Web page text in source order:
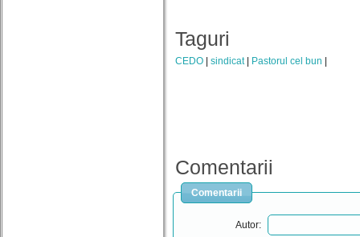
Taguri
CEDO sindicat Pastorul cel bun
Comentarii
Comentarii
Autor: